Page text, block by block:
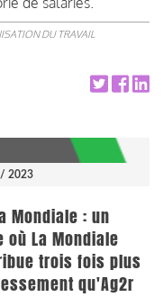
DU TRAVAIL
2023
Mondiale : un
où La Mondiale
trois fois plus
qu'Ag2r